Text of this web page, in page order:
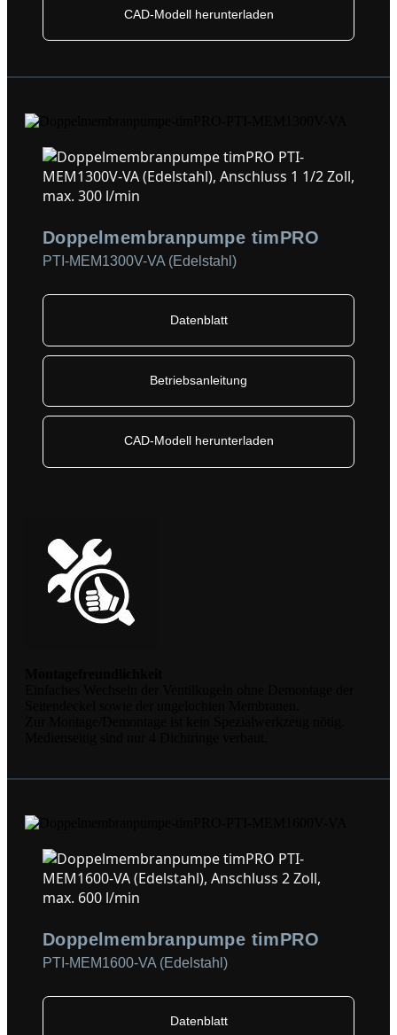
CAD-Modell herunterladen
Doppelmembranpumpe timPRO
PTI-MEM1300V-VA (Edelstahl)
Datenblatt
Betriebsanleitung
CAD-Modell herunterladen
Doppelmembranpumpe timPRO
PTI-MEM1600-VA (Edelstahl)
Datenblatt